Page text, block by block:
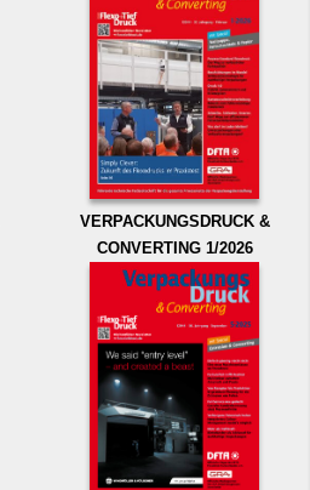
VERPACKUNGSDRUCK &
CONVERTING 1/2026